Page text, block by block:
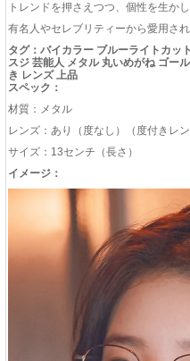
トレンドを押さえつつ、個性を生かし
有名人やセレブリティーから愛用され
タグ：バイカラー ブルーライトカッ
スジ 芸能人 メタル 丸いめがね ゴー
き レンズ 上品
スペック：
材質：メタル
レンズ：あり（度なし）（度付きレン
サイズ：13センチ（長さ）
イメージ：